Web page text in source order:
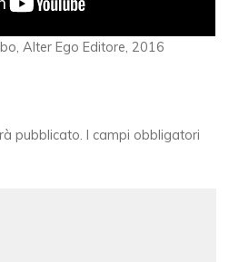
Alter Ego Editore, 2016
pubblicato. I campi obbligatori